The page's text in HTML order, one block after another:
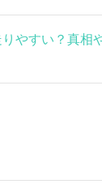
やすい？真相